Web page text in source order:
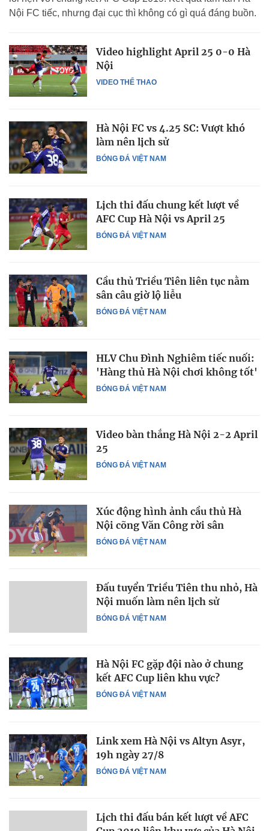
Nội FC tiếc, nhưng đại cục thì không có gì quá đáng buồn.
VIDEO THỂ THAO
Video highlight April 25 0-0 Hà
Nội
BÓNG ĐÁ VIỆT NAM
Hà Nội FC vs 4.25 SC: Vượt khó
làm nên lịch sử
BÓNG ĐÁ VIỆT NAM
Lịch thi đấu chung kết lượt về
AFC Cup Hà Nội vs April 25
BÓNG ĐÁ VIỆT NAM
Cầu thủ Triều Tiên liên tục nằm
sân câu giờ lộ liễu
BÓNG ĐÁ VIỆT NAM
HLV Chu Đình Nghiêm tiếc nuối:
'Hàng thủ Hà Nội chơi không tốt'
BÓNG ĐÁ VIỆT NAM
Video bàn thắng Hà Nội 2-2 April
25
BÓNG ĐÁ VIỆT NAM
Xúc động hình ảnh cầu thủ Hà
Nội cõng Văn Công rời sân
BÓNG ĐÁ VIỆT NAM
Đấu tuyển Triều Tiên thu nhỏ, Hà
Nội muốn làm nên lịch sử
BÓNG ĐÁ VIỆT NAM
Hà Nội FC gặp đội nào ở chung
kết AFC Cup liên khu vực?
BÓNG ĐÁ VIỆT NAM
Link xem Hà Nội vs Altyn Asyr,
19h ngày 27/8
Lịch thi đấu bán kết lượt về AFC